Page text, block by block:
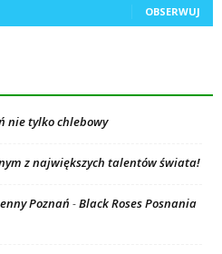
OBSERWUJ
nie tylko chlebowy
z największych talentów świata!
Poznań -Black Roses Posnania